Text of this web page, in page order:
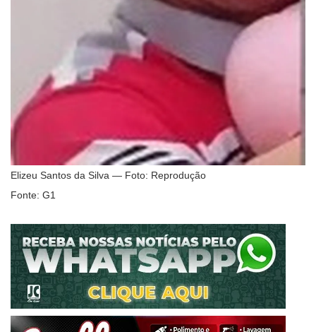
Elizeu Santos da Silva — Foto: Reprodução
Fonte: G1